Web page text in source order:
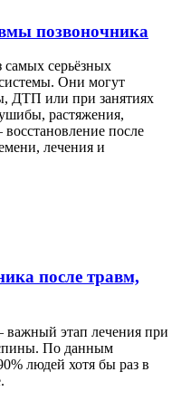
позвоночника
серьёзных
Они могут
ДТП или при занятиях
растяжения,
после
лечения и
после травм,
важный этап лечения при
По данным
людей хотя бы раз в